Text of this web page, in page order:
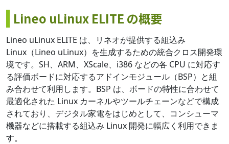
Lineo uLinux ELITE の概要
Lineo uLinux ELITE は、リネオが提供する組込み
Linux（Lineo uLinux）を生成するための統合クロス開発環
境です。SH、ARM、XScale、i386 などの各 CPU に対応す
る評価ボードに対応するアドインモジュール（BSP）と組
み合わせて利用します。BSP は、ボードの特性に合わせて
最適化された Linux カーネルやツールチェーンなどで構成
されており、デジタル家電をはじめとして、コンシューマ
機器などに搭載する組込み Linux 開発に幅広く利用できま
す。